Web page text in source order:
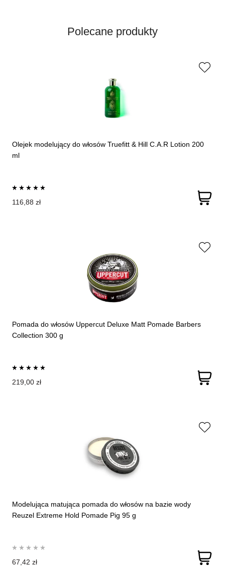
Polecane produkty
Olejek modelujący do włosów Truefitt & Hill C.A.R Lotion 200
ml
116,88 zł
Pomada do włosów Uppercut Deluxe Matt Pomade Barbers
Collection 300 g
219,00 zł
Modelująca matująca pomada do włosów na bazie wody
Reuzel Extreme Hold Pomade Pig 95 g
67,42 zł